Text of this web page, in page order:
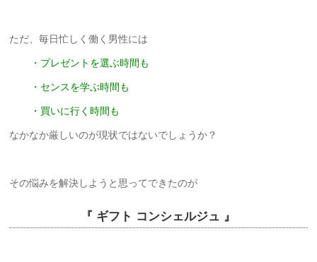
ただ、毎日忙しく働く男性には
・プレゼントを選ぶ時間も
・センスを学ぶ時間も
・買いに行く時間も
なかなか厳しいのが現状ではないでしょうか？
その悩みを解決しようと思ってできたのが
『 ギフト コンシェルジュ 』